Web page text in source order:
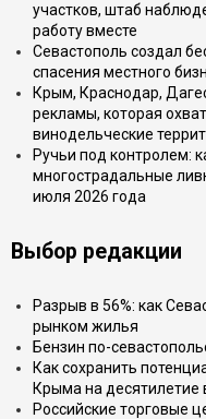
участков, штаб
работу вместе
Севастополь создал
спасения местного
Крым, Краснодар,
рекламы, которая
винодельческие
Ручьи под контролем:
многострадальные
июля 2026 года
Выбор редакции
Разрыв в 56%: как
рынком жилья
Бензин по-
Как сохранить
Крыма на десятилетие
Российские торговые